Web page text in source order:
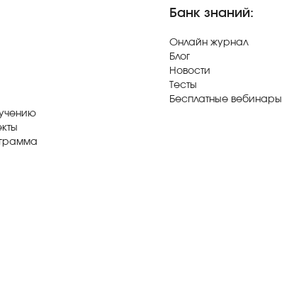
Банк знаний:
Онлайн журнал
Блог
Новости
Тесты
Бесплатные вебинары